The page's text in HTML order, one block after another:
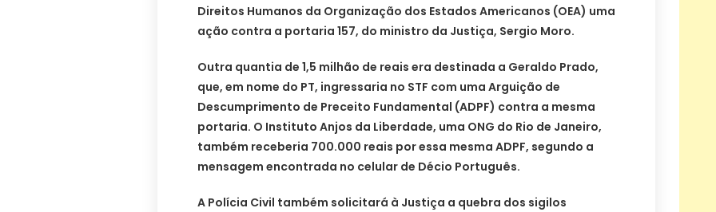
Direitos Humanos da Organização dos Estados Americanos (OEA) uma
ação contra a portaria 157, do ministro da Justiça, Sergio Moro.
Outra quantia de 1,5 milhão de reais era destinada a Geraldo Prado,
que, em nome do PT, ingressaria no STF com uma Arguição de
Descumprimento de Preceito Fundamental (ADPF) contra a mesma
portaria. O Instituto Anjos da Liberdade, uma ONG do Rio de Janeiro,
também receberia 700.000 reais por essa mesma ADPF, segundo a
mensagem encontrada no celular de Décio Português.
A Polícia Civil também solicitará à Justiça a quebra dos sigilos